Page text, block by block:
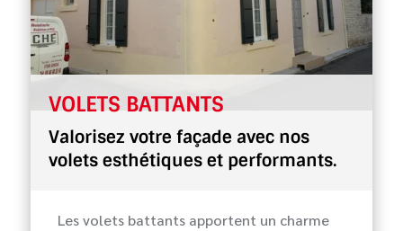
VOLETS BATTANTS
Valorisez votre façade avec nos
volets esthétiques et performants.
Les volets battants apportent un charme